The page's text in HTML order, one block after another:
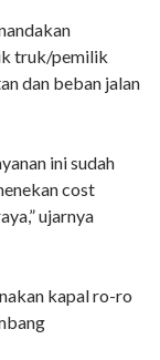
truk/pemilik
dan beban jalan
ini sudah
cost
ujarnya
kapal ro-ro